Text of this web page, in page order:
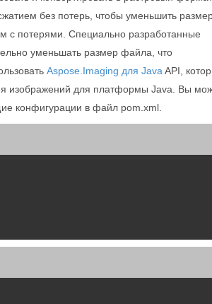
без потерь, чтобы уменьшить
с потерями. Специально разработанные
уменьшать размер файла, что
Aspose.Imaging для Java API,
изображений для платформы Java. Вы
конфигурации в файл pom.xml.